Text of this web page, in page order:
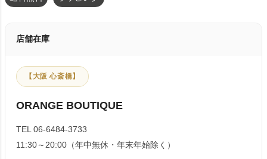
店舗在庫
【大阪 心斎橋】
ORANGE BOUTIQUE
TEL 06-6484-3733
11:30～20:00（年中無休・年末年始除く）